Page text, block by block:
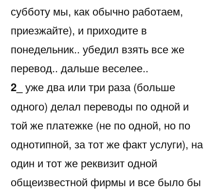
субботу мы, как обычно работаем,
приезжайте), и приходите в
понедельник.. убедил взять все же
перевод.. дальше веселее..
2_ уже два или три раза (больше
одного) делал переводы по одной и
той же платежке (не по одной, но по
однотипной, за тот же факт услуги), на
один и тот же реквизит одной
общеизвестной фирмы и все было бы